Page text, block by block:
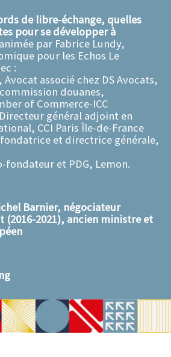
de libre-échange, quelles
pour se développer à
animée par Fabrice Lundy,
pour les Echos Le
:
Avocat associé chez DS Avocats,
douanes,
of Commerce-ICC
général adjoint en
CCI Paris Île-de-France
fondatrice et directrice générale,
fondateur et PDG, Lemon.
Barnier, négociateur
(2016-2021), ancien ministre et